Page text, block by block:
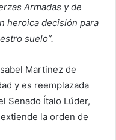
Armadas y de
heroica decisión para
suelo”.
Martinez de
y es reemplazada
Senado Ítalo Lúder,
la orden de